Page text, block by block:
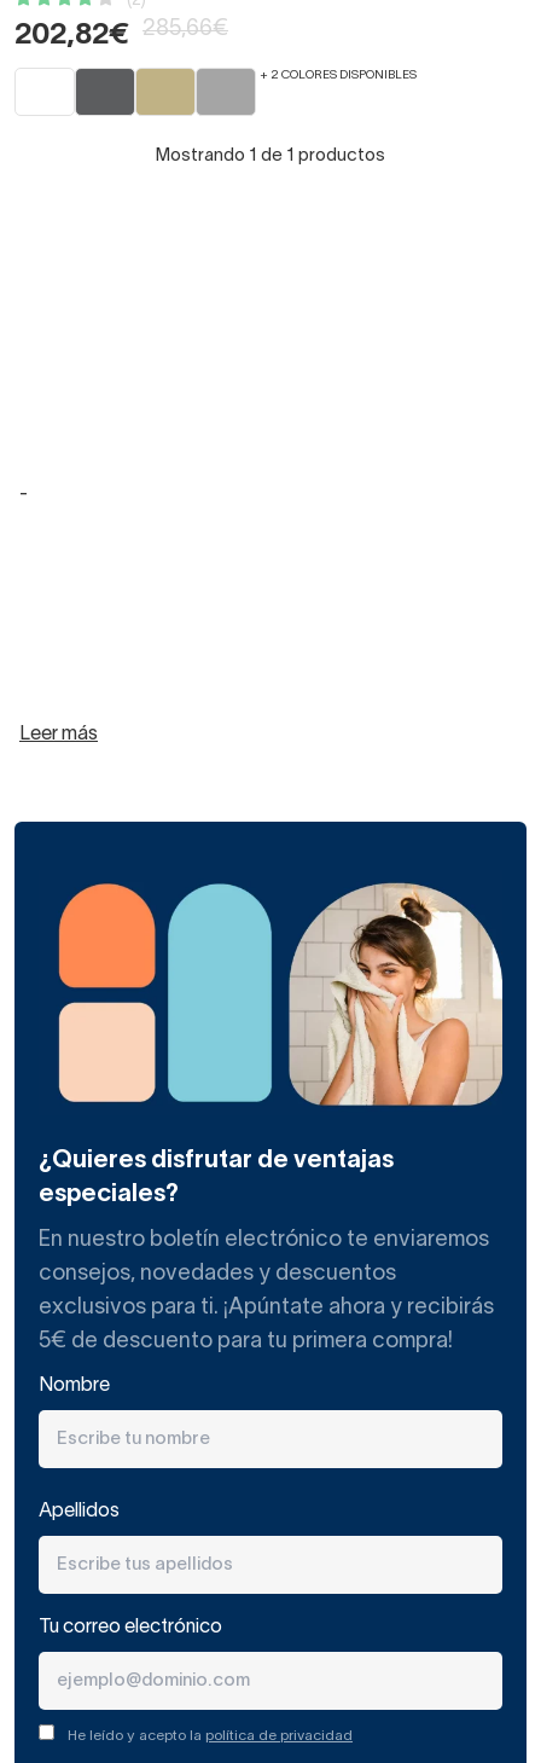
202,82€ 285,66€
+ 2 COLORES DISPONIBLES
Mostrando 1 de 1 productos
-
Leer más
¿Quieres disfrutar de ventajas
especiales?
En nuestro boletín electrónico te enviaremos
consejos, novedades y descuentos
exclusivos para ti. ¡Apúntate ahora y recibirás
5€ de descuento para tu primera compra!
Nombre
Apellidos
Tu correo electrónico
He leído y acepto la política de privacidad